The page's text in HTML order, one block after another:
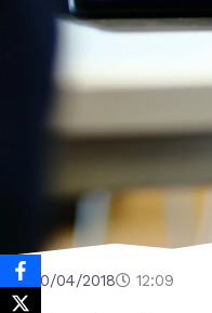
20/04/2018 12:09